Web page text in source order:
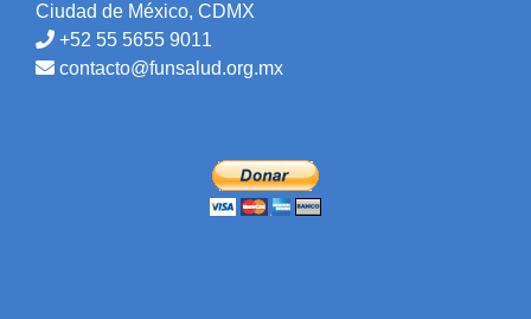
Ciudad de México, CDMX
+52 55 5655 9011
contacto@funsalud.org.mx